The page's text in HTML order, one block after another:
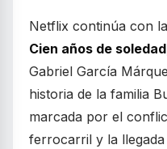
Netflix continúa con
Cien años de soledad
Gabriel García
historia de la familia
marcada por el
ferrocarril y la